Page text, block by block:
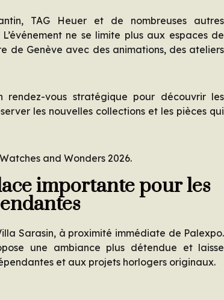
TAG Heuer et de nombreuses autres
ne se limite plus aux espaces de
de Genève avec des animations, des ateliers
rendez-vous stratégique pour découvrir les
les nouvelles collections et les pièces qui
and Wonders 2026.
importante pour les
Sarasin, à proximité immédiate de Palexpo.
une ambiance plus détendue et laisse
et aux projets horlogers originaux.